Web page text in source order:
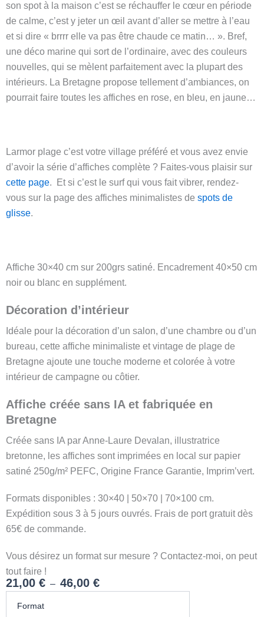
son spot à la maison c’est se réchauffer le cœur en période
de calme, c’est y jeter un œil avant d’aller se mettre à l’eau
et si dire « brrrr elle va pas être chaude ce matin… ». Bref,
une déco marine qui sort de l’ordinaire, avec des couleurs
nouvelles, qui se mèlent parfaitement avec la plupart des
intérieurs. La Bretagne propose tellement d’ambiances, on
pourrait faire toutes les affiches en rose, en bleu, en jaune…
Larmor plage c’est votre village préféré et vous avez envie
d’avoir la série d’affiches complète ? Faites-vous plaisir sur
cette page. Et si c’est le surf qui vous fait vibrer, rendez-
vous sur la page des affiches minimalistes de spots de
glisse.
Affiche 30×40 cm sur 200grs satiné. Encadrement 40×50 cm
noir ou blanc en supplément.
Décoration d’intérieur
Idéale pour la décoration d’un salon, d’une chambre ou d’un
bureau, cette affiche minimaliste et vintage de plage de
Bretagne ajoute une touche moderne et colorée à votre
intérieur de campagne ou côtier.
Affiche créée sans IA et fabriquée en
Bretagne
Créée sans IA par Anne-Laure Devalan, illustratrice
bretonne, les affiches sont imprimées en local sur papier
satiné 250g/m² PEFC, Origine France Garantie, Imprim’vert.
Formats disponibles : 30×40 | 50×70 | 70×100 cm.
Expédition sous 3 à 5 jours ouvrés. Frais de port gratuit dès
65€ de commande.
Vous désirez un format sur mesure ? Contactez-moi, on peut
tout faire !
21,00 € – 46,00 €
Format
de